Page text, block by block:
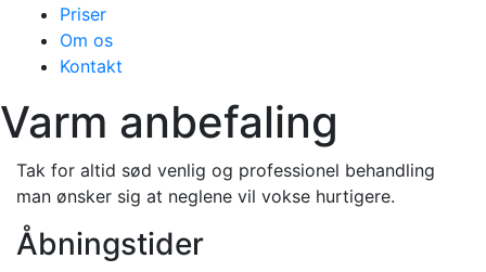
Priser
Om os
Kontakt
Varm anbefaling
Tak for altid sød venlig og professionel behandling
man ønsker sig at neglene vil vokse hurtigere.
Åbningstider